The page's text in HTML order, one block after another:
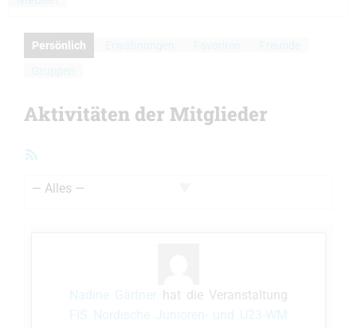
Persönlich
Aktivitäten der Mitglieder
Nadine Gärtner hat die Veranstaltung
FIS Nordische Junioren- und U23-WM